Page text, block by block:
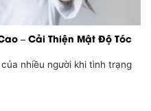
– Cải Thiện Mật Độ Tóc
nhiều người khi tình trạng